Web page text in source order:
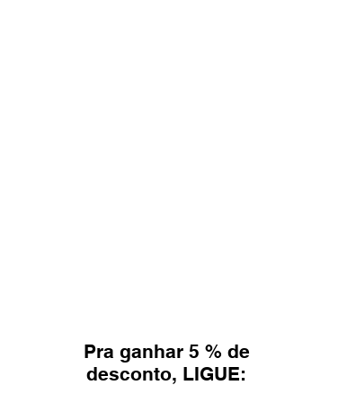
Pra ganhar 5 % de
desconto, LIGUE: